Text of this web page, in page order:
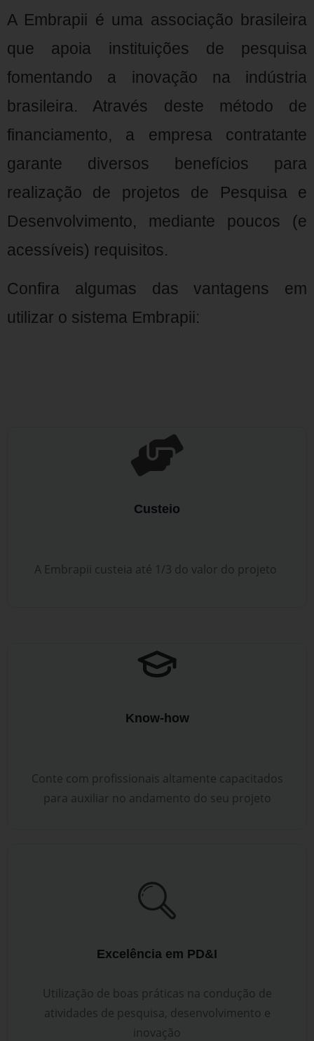
A Embrapii é uma associação brasileira
que apoia instituições de pesquisa
fomentando a inovação na indústria
brasileira. Através deste método de
financiamento, a empresa contratante
garante diversos benefícios para
realização de projetos de Pesquisa e
Desenvolvimento, mediante poucos (e
acessíveis) requisitos.
Confira algumas das vantagens em
utilizar o sistema Embrapii:
Custeio
A Embrapii custeia até 1/3 do valor do projeto
Know-how
Conte com profissionais altamente capacitados
para auxiliar no andamento do seu projeto
Excelência em PD&I
Utilização de boas práticas na condução de
atividades de pesquisa, desenvolvimento e
inovação